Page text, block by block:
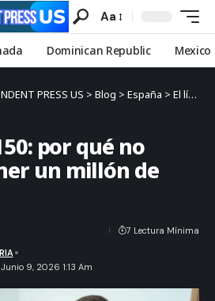
Aa
Dominican Republic Mexico
PRESS US > Blog > España > El límite de 150: por qué no podemos tener un millón de amigos
por qué no
un millón de
9, 2026 1:13 Am
7 Lectura Mínima